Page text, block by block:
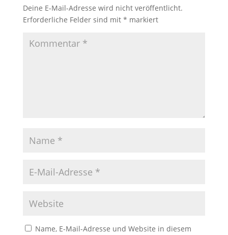
Deine E-Mail-Adresse wird nicht veröffentlicht.
Erforderliche Felder sind mit * markiert
Name, E-Mail-Adresse und Website in diesem